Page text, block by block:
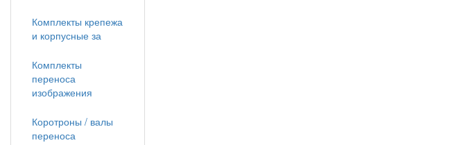
Комплекты крепежа
и корпусные за
Комплекты
переноса
изображения
Коротроны / валы
переноса